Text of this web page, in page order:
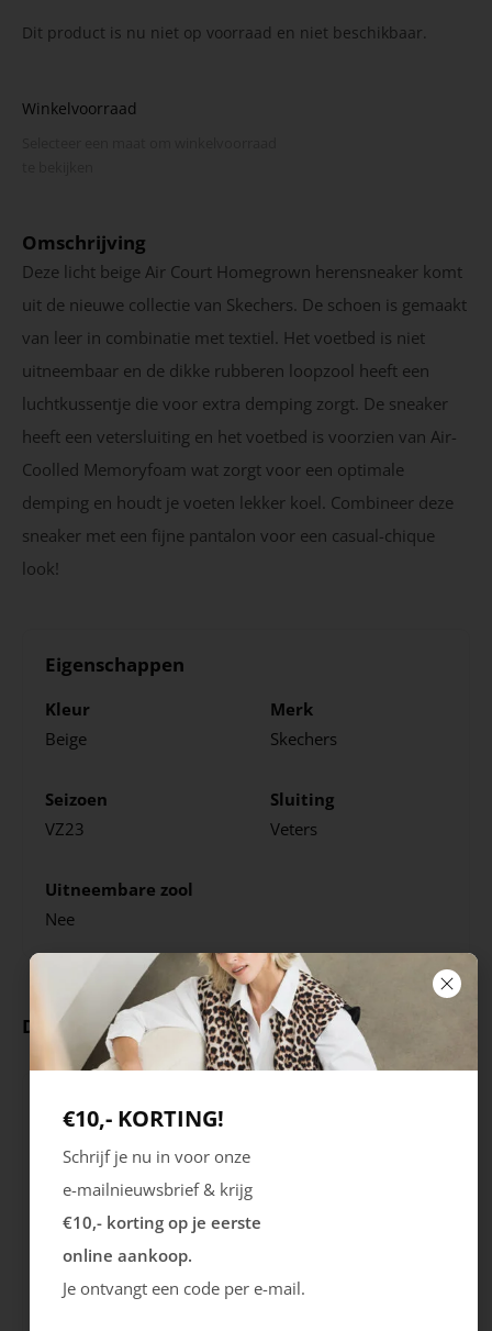
Dit product is nu niet op voorraad en niet beschikbaar.
Winkelvoorraad
Omschrijving
Deze licht beige Air Court Homegrown herensneaker komt
uit de nieuwe collectie van Skechers. De schoen is gemaakt
van leer in combinatie met textiel. Het voetbed is niet
uitneembaar en de dikke rubberen loopzool heeft een
luchtkussentje die voor extra demping zorgt. De sneaker
heeft een vetersluiting en het voetbed is voorzien van Air-
Coolled Memoryfoam wat zorgt voor een optimale
demping en houdt je voeten lekker koel. Combineer deze
sneaker met een fijne pantalon voor een casual-chique
look!
Eigenschappen
Kleur
Beige
Merk
Skechers
Seizoen
VZ23
Sluiting
Veters
Uitneembare zool
Nee
Deze producten ga je leuk vinden
€10,- KORTING!
Schrijf je nu in voor onze
e-mailnieuwsbrief & krijg
€10,- korting op je eerste
online aankoop.
Je ontvangt een code per e-mail.